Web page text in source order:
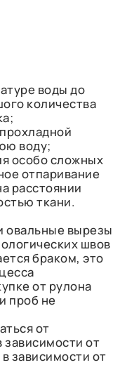
воды до
количества
воду;
особо сложных
отпаривание
расстоянии
ткани.
овальные вырезы
швов
браком, это
от рулона
проб не
от
зависимости от
зависимости от